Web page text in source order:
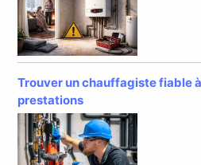
Trouver un chauffagiste fiable
prestations